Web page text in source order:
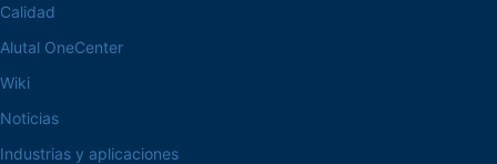
Calidad
Alutal OneCenter
Wiki
Noticias
Industrias y aplicaciones